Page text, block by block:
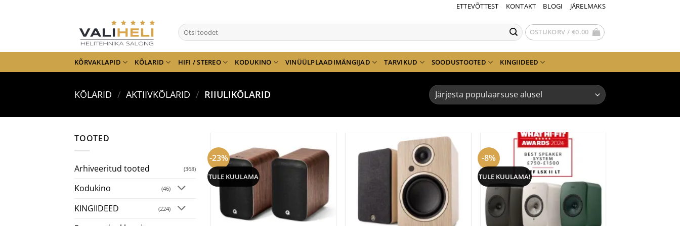
ETTEVÕTTEST KONTAKT BLOGI JÄRELMAKS
Otsi: OSTUKORV / €0.00
KÕRVAKLAPID KÕLARID HIFI / STEREO KODUKINO VINÜÜLPLAADIMÄNGIJAD TARVIKUD SOODUSTOOTED KINGIIDEED
KÕLARID / AKTIIVKÕLARID / RIIULIKÕLARID
TOOTED
Arhiveeritud tooted (368)
Kodukino (46)
KINGIIDEED (224)
-23%
TULE KUULAMA
-8%
TULE KUULAMA!